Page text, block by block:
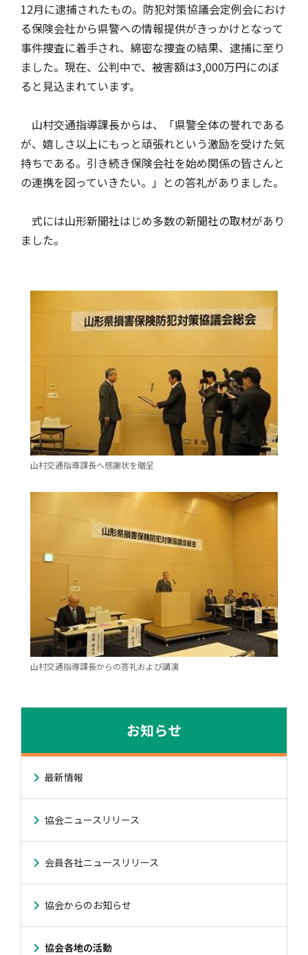
個人賠償責任保険
風水雪災等による損害を補償する損害保険
ペット保険
所在地（本部・支部）
損害保険お役立ち情報
会員会社等一覧
医療研修
交通事故医療研究助成
協会ニュースリリース
会員各社ニュースリリース
協会からのお知らせ
協会各地の活動
損害保険の相談窓口
自然災害損保契約のご照会
他の紛争解決機関等
通報等窓口
12月に逮捕されたもの。防犯対策協議会定例会におけ
る保険会社から県警への情報提供がきっかけとなって
事件捜査に着手され、綿密な捜査の結果、逮捕に至り
ました。現在、公判中で、被害額は3,000万円にのぼ
ると見込まれています。
山村交通指導課長からは、「県警全体の誉れである
が、嬉しさ以上にもっと頑張れという激励を受けた気
持ちである。引き続き保険会社を始め関係の皆さんと
の連携を図っていきたい。」との答礼がありました。
式には山形新聞社はじめ多数の新聞社の取材があり
ました。
山村交通指導課長へ感謝状を贈呈
山村交通指導課長からの答礼および講演
お知らせ
最新情報
協会ニュースリリース
会員各社ニュースリリース
協会からのお知らせ
協会各地の活動